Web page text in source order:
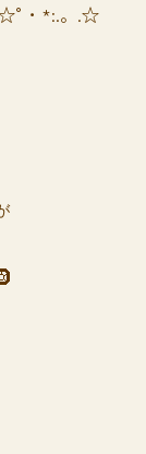
・*:.。.☆